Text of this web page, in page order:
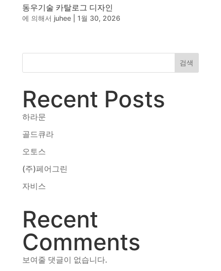
동영상 - 삼양홀딩스
동영상 - 킷캣
웹사이트 - (주)세스코
동영상, CI - 카피어랜드㈜
동영상, 카탈로그 - 피자마루
웹사이트 - 백조씽크
동우기술 카탈로그 디자인
에 의해서 juhee| 1월 30, 2026
검색
Recent Posts
하라문
골드큐라
오토스
(주)페어그린
자비스
Recent
Comments
보여줄 댓글이 없습니다.